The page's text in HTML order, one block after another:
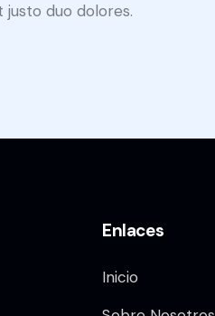
duo dolores.
Enlaces
Inicio